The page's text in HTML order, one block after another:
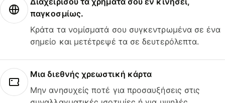
παγκοσμίως.
Κράτα τα νομίσματά σου συγκεντρωμένα σε ένα
σημείο και μετέτρεψέ τα σε δευτερόλεπτα.
Μια διεθνής χρεωστική κάρτα
Μην ανησυχείς ποτέ για προσαυξήσεις στις